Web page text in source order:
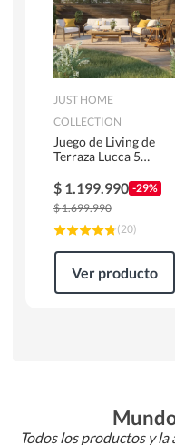
JUST HOME
COLLECTION
Juego de Living de
Terraza Lucca 5
$ 1.199.990 -29%
$1.699.990
(20)
Ver producto
Todos los productos y